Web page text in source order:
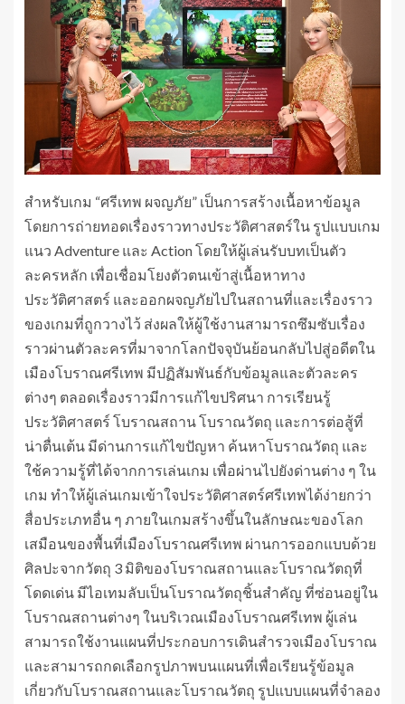
สำหรับเกม “ศรีเทพ ผจญภัย” เป็นการสร้างเนื้อหาข้อมูล
โดยการถ่ายทอดเรื่องราวทางประวัติศาสตร์ใน รูปแบบเกม
แนว Adventure และ Action โดยให้ผู้เล่นรับบทเป็นตัว
ละครหลัก เพื่อเชื่อมโยงตัวตนเข้าสู่เนื้อหาทาง
ประวัติศาสตร์ และออกผจญภัยไปในสถานที่และเรื่องราว
ของเกมที่ถูกวางไว้ ส่งผลให้ผู้ใช้งานสามารถซึมซับเรื่อง
ราวผ่านตัวละครที่มาจากโลกปัจจุบันย้อนกลับไปสู่อดีตใน
เมืองโบราณศรีเทพ มีปฏิสัมพันธ์กับข้อมูลและตัวละคร
ต่างๆ ตลอดเรื่องราวมีการแก้ไขปริศนา การเรียนรู้
ประวัติศาสตร์ โบราณสถาน โบราณวัตถุ และการต่อสู้ที่
น่าตื่นเต้น มีด่านการแก้ไขปัญหา ค้นหาโบราณวัตถุ และ
ใช้ความรู้ที่ได้จากการเล่นเกม เพื่อผ่านไปยังด่านต่าง ๆ ใน
เกม ทำให้ผู้เล่นเกมเข้าใจประวัติศาสตร์ศรีเทพได้ง่ายกว่า
สื่อประเภทอื่น ๆ ภายในเกมสร้างขึ้นในลักษณะของโลก
เสมือนของพื้นที่เมืองโบราณศรีเทพ ผ่านการออกแบบด้วย
ศิลปะจากวัตถุ 3 มิติของโบราณสถานและโบราณวัตถุที่
โดดเด่น มีไอเทมลับเป็นโบราณวัตถุชิ้นสำคัญ ที่ซ่อนอยู่ใน
โบราณสถานต่างๆ ในบริเวณเมืองโบราณศรีเทพ ผู้เล่น
สามารถใช้งานแผนที่ประกอบการเดินสำรวจเมืองโบราณ
และสามารถกดเลือกรูปภาพบนแผนที่เพื่อเรียนรู้ข้อมูล
เกี่ยวกับโบราณสถานและโบราณวัตถุ รูปแบบแผนที่จำลอง